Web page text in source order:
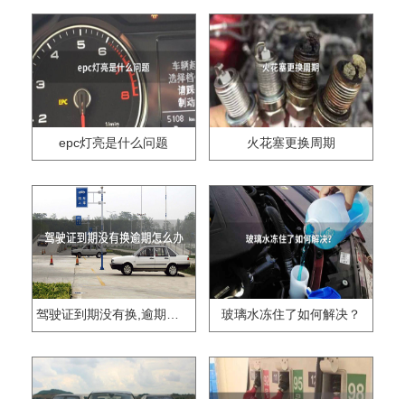
epc灯亮是什么问题 火花塞更换周期
驾驶证到期没有换,逾期怎么办?? 玻璃水冻住了如何解决？